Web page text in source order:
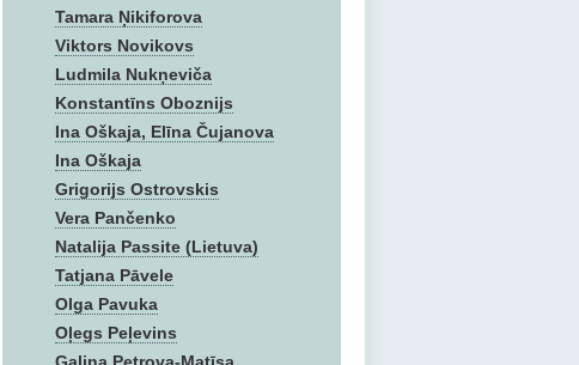
Tamara Ņikiforova
Viktors Novikovs
Ludmila Nukņeviča
Konstantīns Oboznijs
Ina Oškaja, Elīna Čujanova
Ina Oškaja
Grigorijs Ostrovskis
Vera Pančenko
Natalija Passite (Lietuva)
Tatjana Pāvele
Olga Pavuka
Oļegs Peļevins